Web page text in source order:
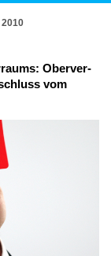
Ober­ver­
vom